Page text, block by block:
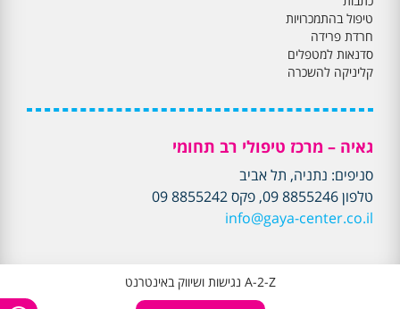
טיפול בהתמכרויות
חרדת פרידה
סדנאות למטפלים
קליניקה להשכרה
גאיה – מרכז טיפולי רב תחומי
סניפים: נתניה, תל אביב
טלפון 8855246 09, פקס 8855242 09
info@gaya-center.co.il
A-2-Z נגישות ושיווק באינטרנט